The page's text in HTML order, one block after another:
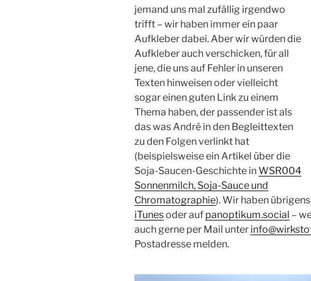
jemand uns mal zufällig irgendwo
trifft – wir haben immer ein paar
Aufkleber dabei. Aber wir würden die
Aufkleber auch verschicken, für all
jene, die uns auf Fehler in unseren
Texten hinweisen oder vielleicht
sogar einen guten Link zu einem
Thema haben, der passender ist als
das was André in den Begleittexten
zu den Folgen verlinkt hat
(beispielsweise ein Artikel über die
Soja-Saucen-Geschichte inWSR004
Sonnenmilch, Soja-Sauce und
Chromatographie). Wir haben
iTunesoder auf panoptikum.social –
auch gerne per Mail unter
Postadresse melden.